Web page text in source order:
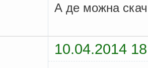
А де можна
10.04.2014